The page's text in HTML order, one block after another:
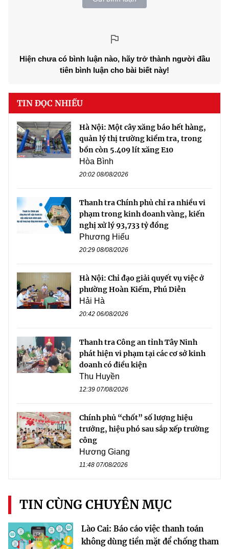
Hiện chưa có bình luận nào, hãy trở thành người đầu
tiên bình luận cho bài biết này!
TIN ĐỌC NHIỀU
Hà Nội: Một cây xăng báo hết hàng,
quản lý thị trường kiểm tra, trong
bồn còn 5.409 lít xăng E10
Hòa Bình
20:02 08/08/2026
Thanh tra Chính phủ chỉ ra nhiều vi
phạm trong kinh doanh vàng, kiến
nghị xử lý 93,733 tỷ đồng
Phương Hiếu
20:29 08/08/2026
Hà Nội: Chỉ đạo giải quyết vụ việc ở
phường Hoàn Kiếm, Phú Diễn
Hải Hà
20:42 06/08/2026
Thanh tra Công an tỉnh Tây Ninh
phát hiện vi phạm tại các cơ sở kinh
doanh có điều kiện
Thu Huyền
12:39 07/08/2026
Chính phủ “chốt” số lượng hiệu
trưởng, hiệu phó sau sắp xếp trường
công
Hương Giang
11:48 07/08/2026
TIN CÙNG CHUYÊN MỤC
Lào Cai: Báo cáo việc thanh toán
không dùng tiền mặt để chống tham